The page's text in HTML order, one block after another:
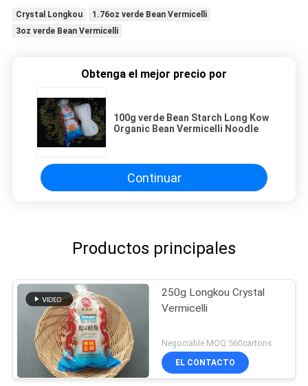
Crystal Longkou
1.76oz verde Bean Vermicelli
3oz verde Bean Vermicelli
Obtenga el mejor precio por
100g verde Bean Starch Long Kow
Organic Bean Vermicelli Noodle
Continuar
Productos principales
250g Longkou Crystal
Vermicelli
Negociable MOQ:560cartons
EL CONTACTO